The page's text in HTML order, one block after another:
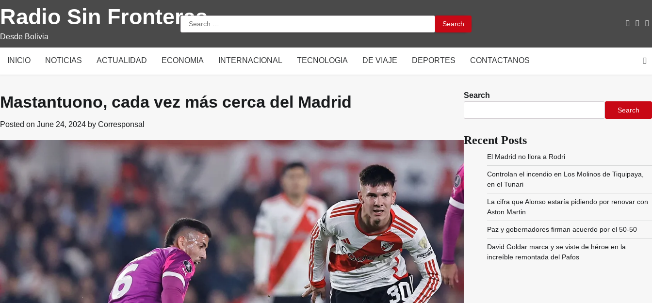
to
Radio Sin Fronteras
Desde Bolivia
Search
for:
INICIO NOTICIAS ACTUALIDAD ECONOMIA INTERNACIONAL TECNOLOGIA DE VIAJE DEPORTES CONTACTANOS
Mastantuono, cada vez más cerca del Madrid
Posted on June 24, 2024 by Corresponsal
Search
Search
Recent Posts
El Madrid no llora a Rodri
Controlan el incendio en Los Molinos de Tiquipaya,
en el Tunari
La cifra que Alonso estaría pidiendo por renovar con
Aston Martin
Paz y gobernadores firman acuerdo por el 50-50
David Goldar marca y se viste de héroe en la
increíble remontada del Pafos